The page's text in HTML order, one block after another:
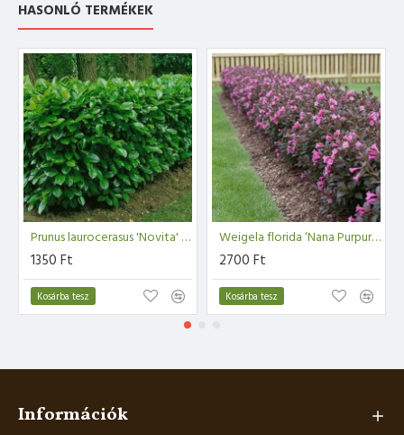
HASONLÓ TERMÉKEK
Prunus laurocerasus 'Novita' - Babérmeggy 30-40cm
1350 Ft
Kosárba tesz
Weigela florida ‘Nana Purpurea’ - Rózsalonc
2700 Ft
Kosárba tesz
Információk